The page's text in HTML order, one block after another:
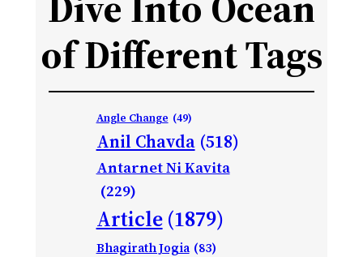
of Different Tags
Angle Change (49)
Anil Chavda (518)
Antarnet Ni Kavita
(229)
Article (1879)
Bhagirath Jogia (83)